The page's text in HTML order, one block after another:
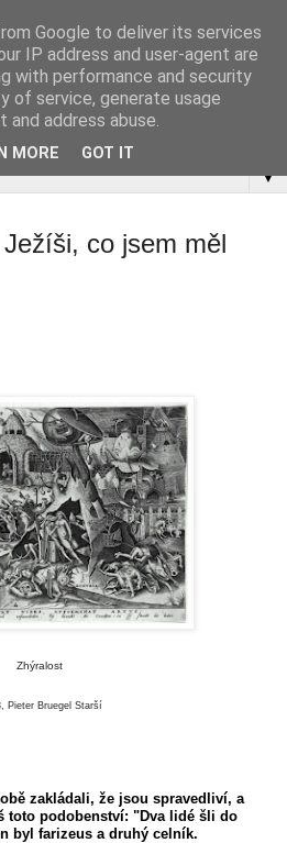
▼
co jsem měl
Zhýralost
Pieter Bruegel Starší
zakládali, že jsou spravedliví, a
toto podobenství: "Dva lidé šli do
byl farizeus a druhý celník.
Google to deliver its services
IP address and user-agent are
with performance and security
of service, generate usage
address abuse.
MORE GOT IT